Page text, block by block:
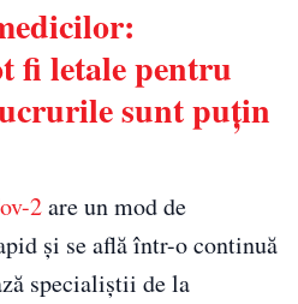
fi letale pentru
sunt puțin
2are un mod de
și se află într-o continuă
specialiștii de la